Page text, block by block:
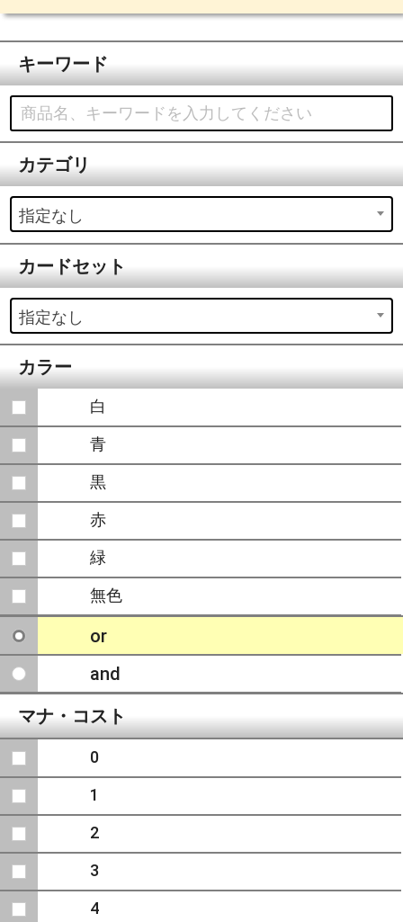
キーワード
カテゴリ
指定なし
カードセット
指定なし
カラー
白
青
黒
赤
緑
無色
or
and
マナ・コスト
0
1
2
3
4